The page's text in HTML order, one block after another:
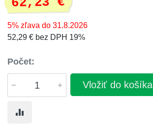
5% zľava do 31.8.2026
52,29 € bez DPH 19%
Počet:
Vložiť do košíka